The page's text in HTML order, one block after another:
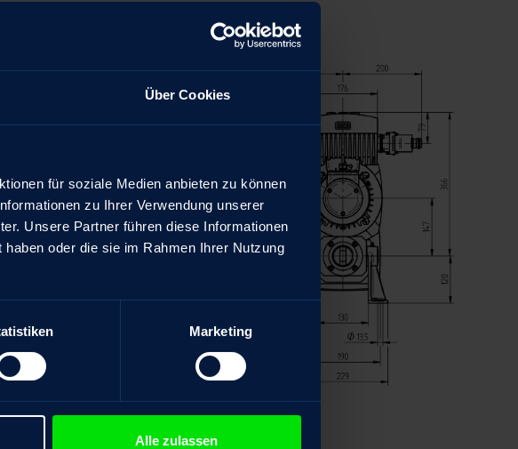
Über Cookies
für soziale Medien anbieten zu können
zu Ihrer Verwendung unserer
Unsere Partner führen diese Informationen
oder die sie im Rahmen Ihrer Nutzung
Marketing
Alle zulassen